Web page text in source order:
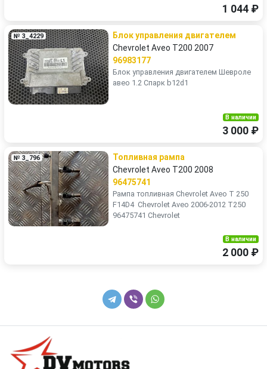
1 044 ₽
№ 3_4229
Блок управления двигателем
Chevrolet Aveo T200 2007
96983177
Блок управления двигателем Шевроле
авео 1.2 Спарк b12d1
В наличии
3 000 ₽
№ 3_796
Топливная рампа
Chevrolet Aveo T200 2008
96475741
Рампа топливная Сhevrolet Аveo Т 250
F14D4 ​ Chevrolet Aveo 2006-2012 T250 ​
96475741 Chevrolet ​
В наличии
2 000 ₽